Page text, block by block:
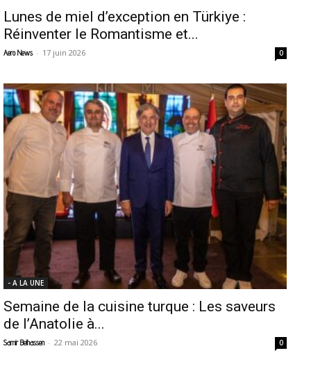
Lunes de miel d’exception en Türkiye :
Réinventer le Romantisme et...
Aero News - 17 juin 2026 0
- A LA UNE
Semaine de la cuisine turque : Les saveurs
de l’Anatolie à...
Samir Belhassen - 22 mai 2026 0